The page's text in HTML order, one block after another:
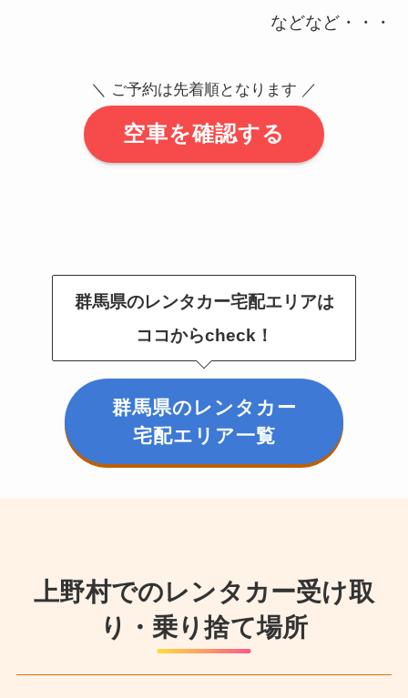
などなど・・・
＼ ご予約は先着順となります ／
空車を確認する
群馬県のレンタカー宅配エリアは
ココからcheck！
群馬県のレンタカー
宅配エリア一覧
上野村でのレンタカー受け取
り・乗り捨て場所